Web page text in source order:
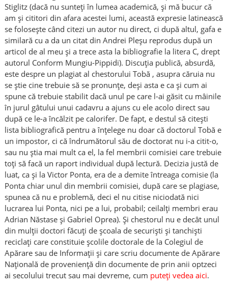
Stiglitz (dacă nu sunteți în lumea academică, și mă bucur că
am și cititori din afara acestei lumi, această expresie latinească
se folosește când citezi un autor nu direct, ci după altul, gafa e
similară cu a da un citat din Andrei Pleșu reprodus după un
articol de al meu și a trece asta la bibliografie la litera C, drept
autorul Conform Mungiu-Pippidi). Discuția publică, absurdă,
este despre un plagiat al chestorului Tobă , asupra căruia nu
se știe cine trebuie să se pronunțe, deși asta e ca și cum ai
spune că trebuie stabilit dacă unul pe care l-ai găsit cu mâinile
în jurul gâtului unui cadavru a ajuns cu ele acolo direct sau
după ce le-a încălzit pe calorifer. De fapt, e destul să citești
lista bibliografică pentru a înțelege nu doar că doctorul Tobă e
un impostor, ci că îndrumătorul său de doctorat nu i-a citit-o,
sau nu știa mai mult ca el, la fel membrii comisiei care trebuie
toți să facă un raport individual după lectură. Decizia justă de
luat, ca și la Victor Ponta, era de a demite întreaga comisie (la
Ponta chiar unul din membrii comisiei, după care se plagiase,
spunea că nu e problemă, deci el nu citise niciodată nici
lucrarea lui Ponta, nici pe a lui, probabil; ceilalți membri erau
Adrian Năstase și Gabriel Oprea). Și chestorul nu e decât unul
din mulții doctori făcuți de școala de securiști și tanchiști
reciclați care constituie școlile doctorale de la Colegiul de
Apărare sau de Informații și care scriu documente de Apărare
Națională de proveniență din documente de prin anii optzeci
ai secolului trecut sau mai devreme, cum puteți vedea aici.